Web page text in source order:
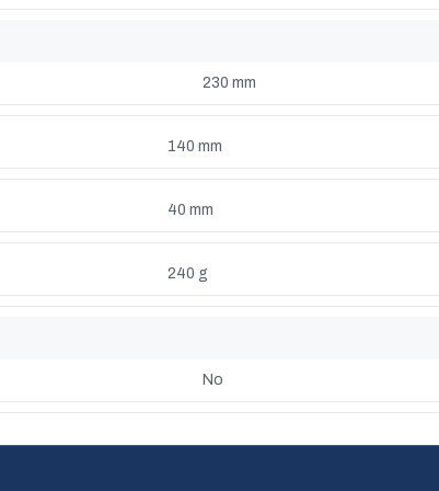
230 mm
140 mm
40 mm
240 g
No